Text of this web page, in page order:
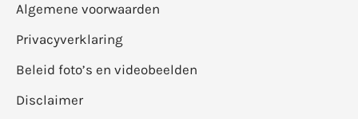
Algemene voorwaarden
Privacyverklaring
Beleid foto’s en videobeelden
Disclaimer